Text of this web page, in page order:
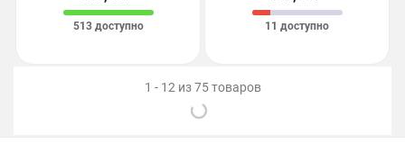
513 доступно 11 доступно
1 - 12 из 75 товаров